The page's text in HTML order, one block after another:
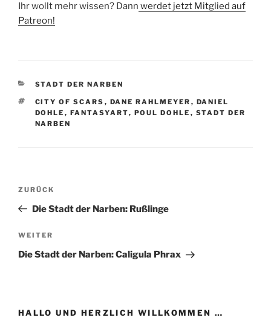
Ihr wollt mehr wissen? Dann werdet jetzt Mitglied auf
Patreon!
KATEGORIEN
STADT DER NARBEN
SCHLAGWÖRTER
CITY OF SCARS , DANE RAHLMEYER , DANIEL
DOHLE , FANTASYART, POUL DOHLE , STADT DER
NARBEN
Beitragsnavigation
Vorheriger
Beitrag
ZURÜCK
Die Stadt der Narben: Rußlinge
Nächster
Beitrag
WEITER
Die Stadt der Narben: Caligula Phrax
HALLO UND HERZLICH WILLKOMMEN …